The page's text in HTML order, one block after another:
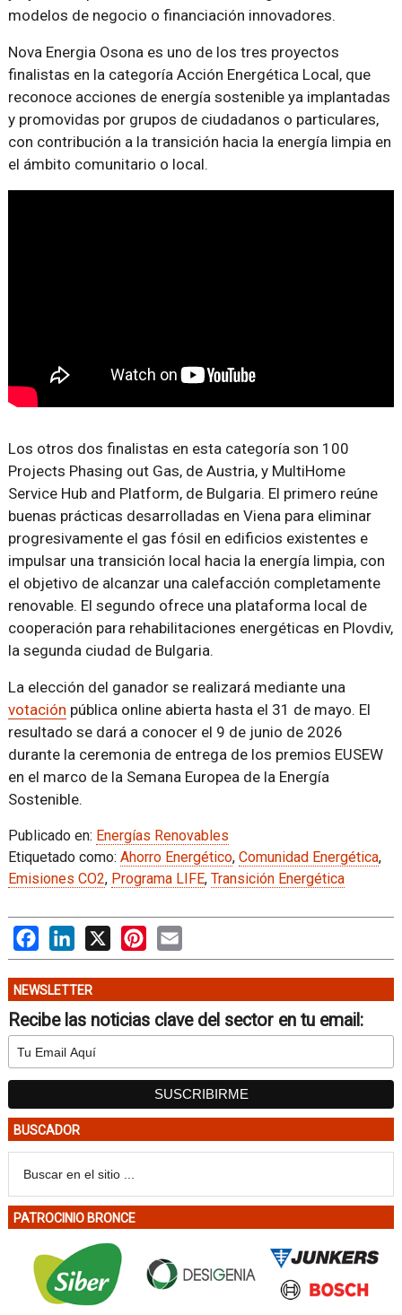
modelos de negocio o financiación innovadores.
Nova Energia Osona es uno de los tres proyectos
finalistas en la categoría Acción Energética Local, que
reconoce acciones de energía sostenible ya implantadas
y promovidas por grupos de ciudadanos o particulares,
con contribución a la transición hacia la energía limpia en
el ámbito comunitario o local.
Los otros dos finalistas en esta categoría son 100
Projects Phasing out Gas, de Austria, y MultiHome
Service Hub and Platform, de Bulgaria. El primero reúne
buenas prácticas desarrolladas en Viena para eliminar
progresivamente el gas fósil en edificios existentes e
impulsar una transición local hacia la energía limpia, con
el objetivo de alcanzar una calefacción completamente
renovable. El segundo ofrece una plataforma local de
cooperación para rehabilitaciones energéticas en Plovdiv,
la segunda ciudad de Bulgaria.
La elección del ganador se realizará mediante una
votación pública online abierta hasta el 31 de mayo. El
resultado se dará a conocer el 9 de junio de 2026
durante la ceremonia de entrega de los premios EUSEW
en el marco de la Semana Europea de la Energía
Sostenible.
Publicado en: Energías Renovables
Etiquetado como: Ahorro Energético, Comunidad Energética,
Emisiones CO2, Programa LIFE, Transición Energética
FacebookLinkedIn
X PinterestEmail
NEWSLETTER
Recibe las noticias clave del sector en tu email:
BUSCADOR
PATROCINIO BRONCE